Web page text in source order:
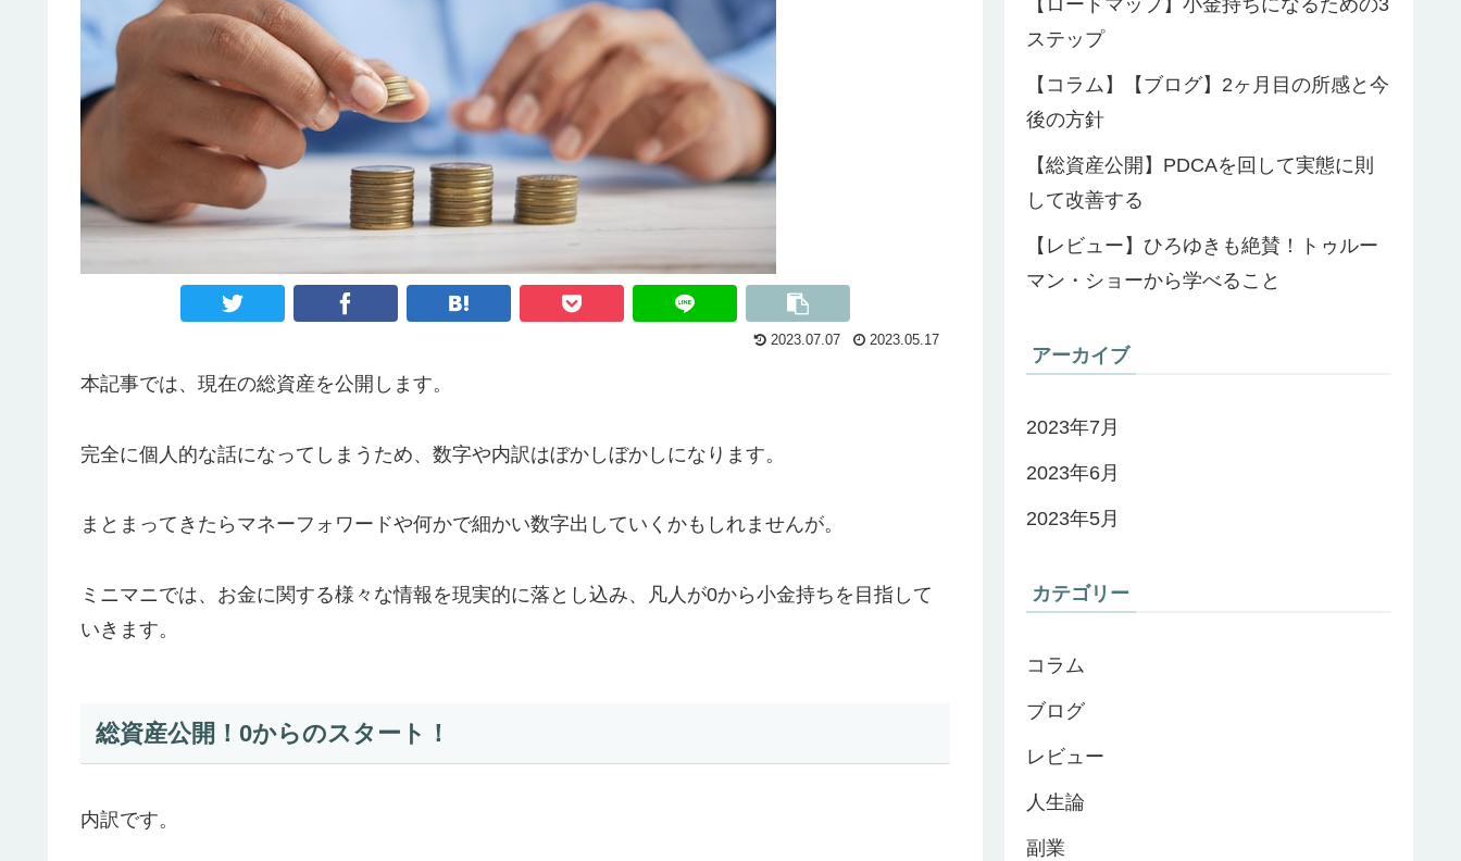
2023.07.07 2023.05.17
本記事では、現在の総資産を公開します。
完全に個人的な話になってしまうため、数字や内訳はぼかしぼかしになります。
まとまってきたらマネーフォワードや何かで細かい数字出していくかもしれませんが。
ミニマニでは、お金に関する様々な情報を現実的に落とし込み、凡人が0から小金持ちを目指して
いきます。
総資産公開！0からのスタート！
内訳です。
ステップ
【コラム】【ブログ】2ヶ月目の所感と今
後の方針
【総資産公開】PDCAを回して実態に則
して改善する
【レビュー】ひろゆきも絶賛！トゥルー
マン・ショーから学べること
アーカイブ
2023年7月
2023年6月
2023年5月
カテゴリー
コラム
ブログ
レビュー
人生論
副業